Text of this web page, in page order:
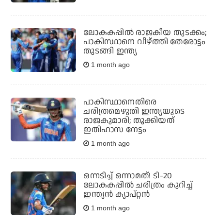
ലോകകപ്പില്‍ രാജകീയ തുടക്കം;
പാകിസ്ഥാനെ വീഴ്ത്തി തേരോട്ടം
തുടങ്ങി ഇന്ത്യ
1 month ago
പാകിസ്ഥാനെതിരെ
ചരിത്രമെഴുതി ഇന്ത്യയുടെ
രാജകുമാരി; തൂക്കിയത്
ഇതിഹാസ നേട്ടം
1 month ago
ഒന്നടിച്ച് ഒന്നാമത്! ടി-20
ലോകകപ്പിൽ ചരിത്രം കുറിച്ച്
ഇന്ത്യൻ ക്യാപ്റ്റൻ
1 month ago